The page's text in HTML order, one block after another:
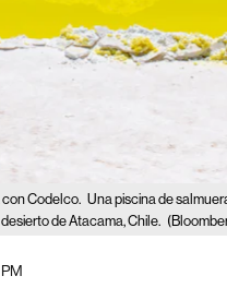
Codelco. Una piscina de
de Atacama, Chile.